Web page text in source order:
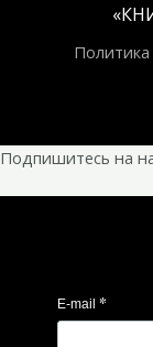
«
Подпишитесь на
E-mail *